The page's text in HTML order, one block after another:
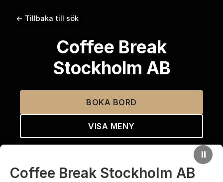
← Tillbaka till sök
Coffee Break
Stockholm AB
BOKA BORD
VISA MENY
⏸
Coffee Break Stockholm AB